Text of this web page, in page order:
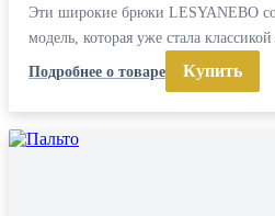
Эти широкие брюки LESYANEBO
модель, которая уже стала
Подробнее о товаре
Купить